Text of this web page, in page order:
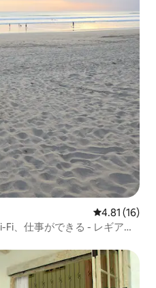
レビュー16
4.81 (16)
、仕事ができる - レギアン